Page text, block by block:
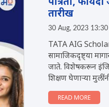
पात्रता,
तारीख
30 Aug, 2023 13:30
TATA AIG
सामाजिकदृष्ट्या
जाते. विशेषकरून
शिक्षण घेणाऱ्या
READ MORE